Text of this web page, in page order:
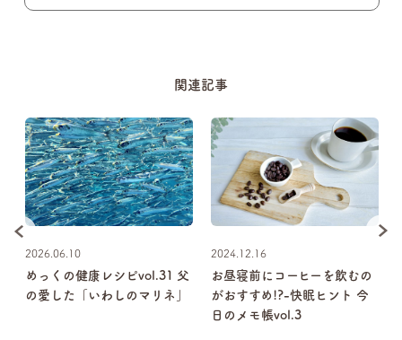
関連記事
2026.06.10
めっくの健康レシピvol.31 父
の愛した「いわしのマリネ」
2024.12.16
お昼寝前にコーヒーを飲むの
がおすすめ!?-快眠ヒント 今
日のメモ帳vol.3